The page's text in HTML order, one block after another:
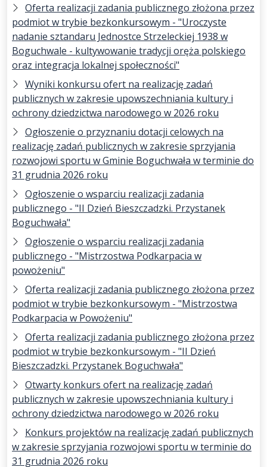
Oferta realizacji zadania publicznego złożona przez
podmiot w trybie bezkonkursowym - "Uroczyste
nadanie sztandaru Jednostce Strzeleckiej 1938 w
Boguchwale - kultywowanie tradycji oręża polskiego
oraz integracja lokalnej społeczności"
Wyniki konkursu ofert na realizację zadań
publicznych w zakresie upowszechniania kultury i
ochrony dziedzictwa narodowego w 2026 roku
Ogłoszenie o przyznaniu dotacji celowych na
realizację zadań publicznych w zakresie sprzyjania
rozwojowi sportu w Gminie Boguchwała w terminie do
31 grudnia 2026 roku
Ogłoszenie o wsparciu realizacji zadania
publicznego - "II Dzień Bieszczadzki. Przystanek
Boguchwała"
Ogłoszenie o wsparciu realizacji zadania
publicznego - "Mistrzostwa Podkarpacia w
powożeniu"
Oferta realizacji zadania publicznego złożona przez
podmiot w trybie bezkonkursowym - "Mistrzostwa
Podkarpacia w Powożeniu"
Oferta realizacji zadania publicznego złożona przez
podmiot w trybie bezkonkursowym - "II Dzień
Bieszczadzki. Przystanek Boguchwała"
Otwarty konkurs ofert na realizację zadań
publicznych w zakresie upowszechniania kultury i
ochrony dziedzictwa narodowego w 2026 roku
Konkurs projektów na realizację zadań publicznych
w zakresie sprzyjania rozwojowi sportu w terminie do
31 grudnia 2026 roku